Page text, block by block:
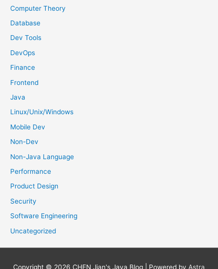
f
o
Computer Theory
Database
Dev Tools
DevOps
Finance
Frontend
Java
Linux/Unix/Windows
Mobile Dev
Non-Dev
Non-Java Language
Performance
Product Design
Security
Software Engineering
Uncategorized
Copyright © 2026 CHEN Jian's Java Blog | Powered by Astra